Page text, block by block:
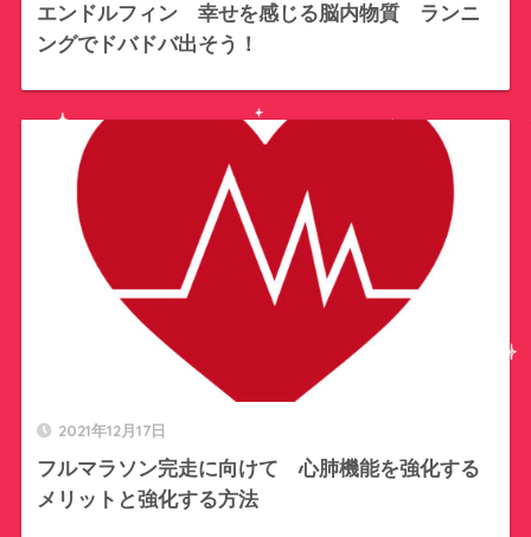
エンドルフィン 幸せを感じる脳内物質 ランニ
ングでドバドバ出そう！
2021年12月17日
フルマラソン完走に向けて 心肺機能を強化する
メリットと強化する方法